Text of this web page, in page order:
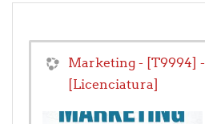
Marketing - [T9994] -
[Licenciatura]